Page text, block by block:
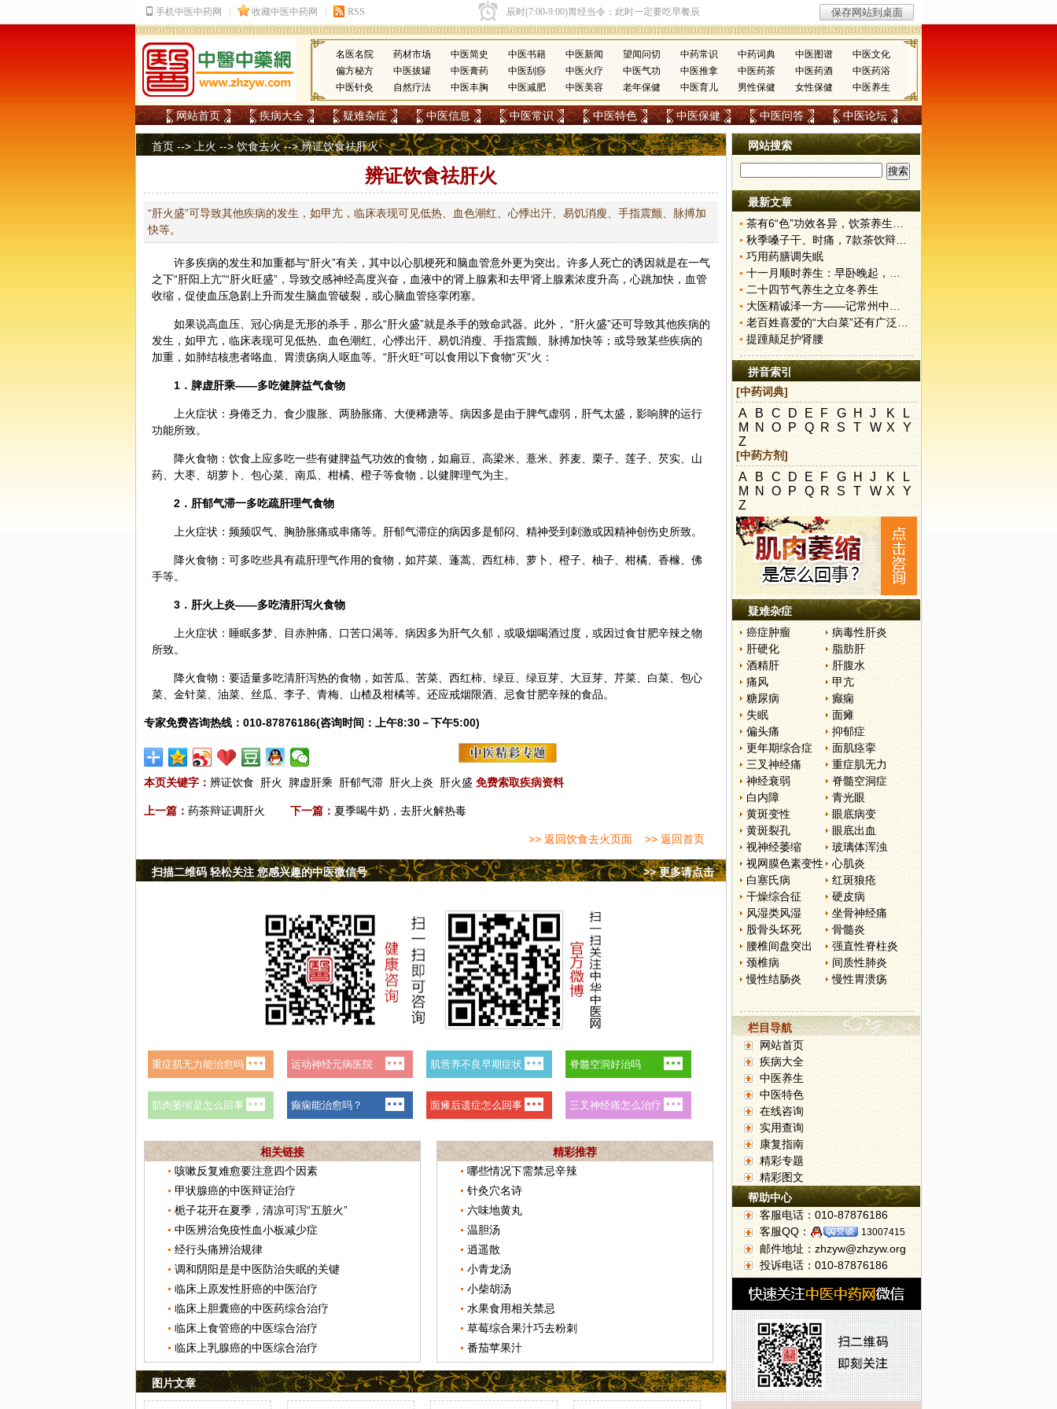
名医名院 药材市场 中医简史 中医书籍 中医新闻 望闻问切 中药常识 中药词典 中医图谱
中医文化
偏方秘方
中医拔罐 中医膏药 中医刮痧 中医火疗 中医气功 中医推拿 中医药茶 中医药酒
中医药浴
中医针灸
自然疗法 中医丰胸 中医减肥 中医美容 老年保健 中医育儿 男性保健 女性保健 中医养生
网站首页 疾病大全 疑难杂症 中医信息 中医常识 中医特色 中医保健 中医问答 中医论坛
首页 -->上火 -->饮食去火--> 辨证饮食祛肝火
辨证饮食祛肝火
“肝火盛”可导致其他疾病的发生，如甲亢，临床表现可见低热、血色潮红、心悸出汗、易饥消瘦、手指震颤、脉搏加
快等。
许多疾病的发生和加重都与“肝火”有关，其中以心肌梗死和脑血管意外更为突出。许多人死亡的诱因就是在一气
之下“肝阳上亢”“肝火旺盛”，导致交感神经高度兴奋，血液中的肾上腺素和去甲肾上腺素浓度升高，心跳加快，血管
收缩，促使血压急剧上升而发生脑血管破裂，或心脑血管痉挛闭塞。
如果说高血压、冠心病是无形的杀手，那么“肝火盛”就是杀手的致命武器。此外， “肝火盛”还可导致其他疾病的
发生，如甲亢，临床表现可见低热、血色潮红、心悸出汗、易饥消瘦、手指震颤、脉搏加快等；或导致某些疾病的
加重，如肺结核患者咯血、胃溃疡病人呕血等。“肝火旺”可以食用以下食物“灭”火：
1．脾虚肝乘——多吃健脾益气食物
上火症状：身倦乏力、食少腹胀、两胁胀痛、大便稀溏等。病因多是由于脾气虚弱，肝气太盛，影响脾的运行
功能所致。
降火食物： 饮食 上应多吃一些有健脾益气功效的食物，如扁豆、高梁米、 薏米 、荞麦、栗子、 莲子 芡实
山
药
大枣 、胡萝卜、包心菜、南瓜、柑橘、 橙子等食物，以健脾理气为主。
2．肝郁气滞一多吃疏肝理气食物
上火症状：频频叹气、胸胁胀痛或串痛等。肝郁气滞症的病因多是郁闷、精神受到刺激或因精神创伤史所致。
降火食物：可多吃些具有疏肝理气作用的食物，如芹菜、蓬蒿、西红柿、萝卜、橙子、 柚子 、柑橘、 香橼
佛
手等。
3．肝火上炎——多吃清肝泻火食物
上火症状：睡眠多梦、目赤肿痛、口苦口渴等。病因多为肝气久郁，或吸烟喝酒过度，或因过食甘肥辛辣之物
所致。
降火食物：要适量多吃清肝泻热的食物，如苦瓜、 苦菜 、西红柿、绿豆、绿豆芽、大豆芽、芹菜、白菜、包心
菜、金针菜、油菜、丝瓜、李子、青梅、 山楂及柑橘等。还应戒烟限酒、忌食甘肥辛辣的食品。
专家免费咨询热线：010-87876186(咨询时间：上午8:30－下午5:00)
本页关键字： 辨证饮食 肝火 脾虚肝乘 肝郁气滞 肝火上炎 肝火盛 免费索取疾病资料
上一篇： 药茶辩证调肝火 下一篇： 夏季喝牛奶，去肝火解热毒
>> 返回饮食去火页面 >> 返回首页
>> 更多请点击
扫描二维码 轻松关注 您感兴趣的中医微信号
相关链接
咳嗽反复难愈要注意四个因素
甲状腺癌的中医辩证治疗
栀子花开在夏季，清凉可泻“五脏火”
中医辨治免疫性血小板减少症
经行头痛辨治规律
调和阴阳是是中医防治失眠的关键
临床上原发性肝癌的中医治疗
临床上胆囊癌的中医药综合治疗
临床上食管癌的中医综合治疗
临床上乳腺癌的中医综合治疗
精彩推荐
哪些情况下需禁忌辛辣
针灸穴名诗
六味地黄丸
温胆汤
逍遥散
小青龙汤
小柴胡汤
水果食用相关禁忌
草莓综合果汁巧去粉刺
番茄苹果汁
图片文章
网站搜索
最新文章
茶有6“色”功效各异，饮茶养生寒温有宜忌
秋季嗓子干、时痛，7款茶饮辩证用
巧用药膳调失眠
十一月顺时养生：早卧晚起，保护阳气
二十四节气养生之立冬养生
大医精诚泽一方——记常州中医屠揆先
老百姓喜爱的“大白菜”还有广泛的药用价值
提踵颠足护肾腰
拼音索引
[中药词典]
A B C D E F G H J K
L
M N O P Q R S T W X
Y
Z
[中药方剂]
A B C D E F G H J K
L
M N O P Q R S T W X
Y
Z
疑难杂症
癌症肿瘤
病毒性肝炎
肝硬化
脂肪肝
酒精肝
肝腹水
痛风
甲亢
糖尿病
癫痫
失眠
面瘫
偏头痛
抑郁症
更年期综合症
面肌痉挛
三叉神经痛
重症肌无力
神经衰弱
脊髓空洞症
白内障
青光眼
黄斑变性
眼底病变
黄斑裂孔
眼底出血
视神经萎缩
玻璃体浑浊
视网膜色素变性
心肌炎
白塞氏病
红斑狼疮
干燥综合征
硬皮病
风湿类风湿
坐骨神经痛
股骨头坏死
骨髓炎
腰椎间盘突出
强直性脊柱炎
颈椎病
间质性肺炎
慢性结肠炎
慢性胃溃疡
栏目导航
网站首页
疾病大全
中医养生
中医特色
在线咨询
实用查询
康复指南
精彩专题
精彩图文
帮助中心
客服电话：010-87876186
客服QQ：
13007415
邮件地址：zhzyw@zhzyw.org
投诉电话：010-87876186